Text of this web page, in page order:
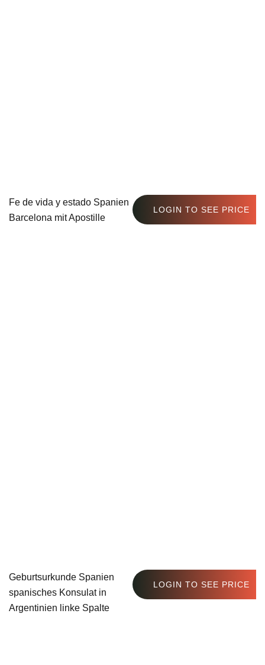
Fe de vida y estado Spanien
Barcelona mit Apostille
LOGIN TO SEE PRICE
Geburtsurkunde Spanien
spanisches Konsulat in
Argentinien linke Spalte
LOGIN TO SEE PRICE